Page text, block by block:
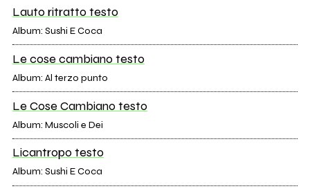
Lauto ritratto testo
Album: Sushi E Coca
Le cose cambiano testo
Album: Al terzo punto
Le Cose Cambiano testo
Album: Muscoli e Dei
Licantropo testo
Album: Sushi E Coca